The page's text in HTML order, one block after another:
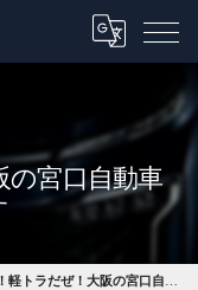
の宮口自動車
ラだぜ！大阪の宮口自動車株式会社です